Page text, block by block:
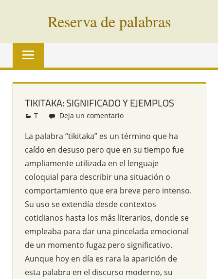
Reserva de palabras
Palabras
vías
todo
mundo
TIKITAKA: SIGNIFICADO Y EJEMPLOS
Redacción
T Deja un comentario
La palabra “tikitaka” es un término que ha
caído en desuso pero que en su tiempo fue
ampliamente utilizada en el lenguaje
coloquial para describir una situación o
comportamiento que era breve pero intenso.
Su uso se extendía desde contextos
cotidianos hasta los más literarios, donde se
empleaba para dar una pincelada emocional
de un momento fugaz pero significativo.
Aunque hoy en día es rara la aparición de
esta palabra en el discurso moderno, su